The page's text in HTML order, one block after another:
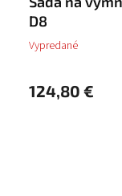
D8
Vypredané
124,80 €